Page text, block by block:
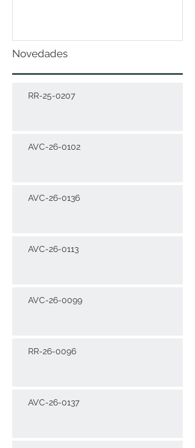
Novedades
RR-25-0207
AVC-26-0102
AVC-26-0136
AVC-26-0113
AVC-26-0099
RR-26-0096
AVC-26-0137